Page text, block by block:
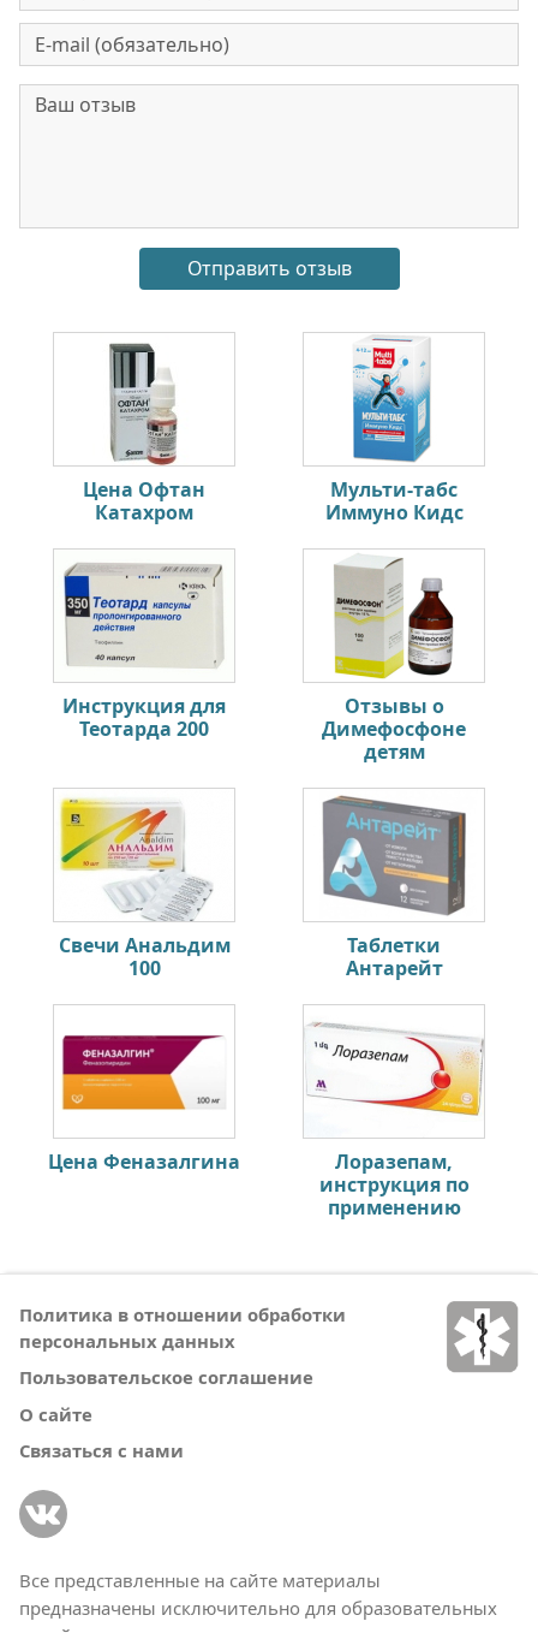
Цена Офтан
Катахром
Мульти-табс
Иммуно Кидс
Инструкция для
Теотарда 200
Отзывы о
Димефосфоне
детям
Свечи Анальдим
100
Таблетки
Антарейт
Цена Феназалгина
Лоразепам,
инструкция по
применению
Политика в отношении обработки
персональных данных
Пользовательское соглашение
О сайте
Связаться с нами
Все представленные на сайте материалы
предназначены исключительно для образовательных